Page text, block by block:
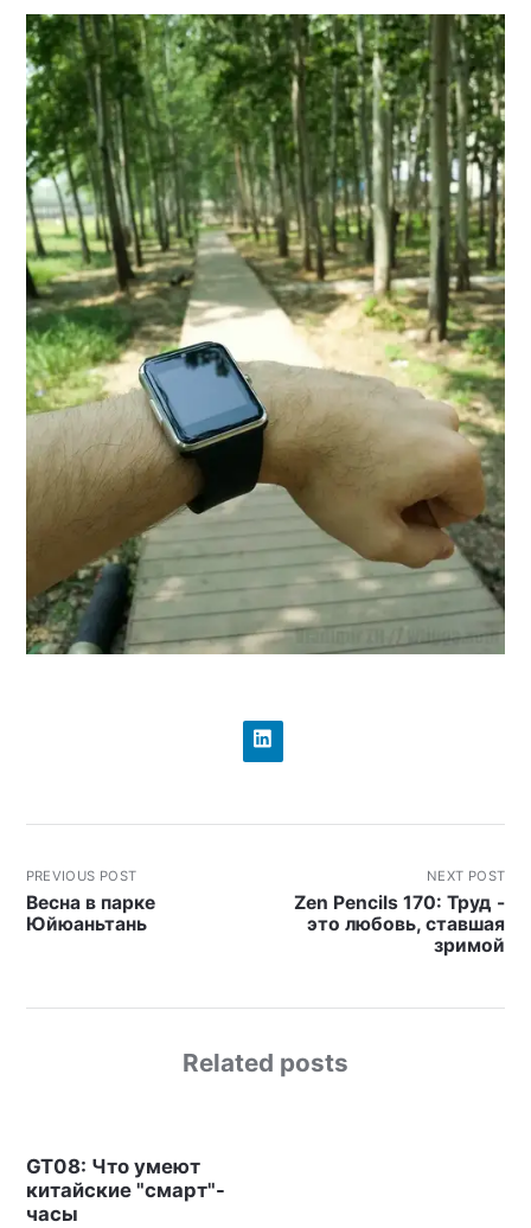
PREVIOUS POST
Весна в парке
Юйюаньтань
NEXT POST
Zen Pencils 170: Труд -
это любовь, ставшая
зримой
Related posts
GT08: Что умеют
китайские "смарт"-
часы